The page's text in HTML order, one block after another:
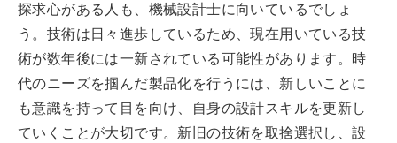
探求心がある人も、機械設計士に向いているでしょ
う。技術は日々進歩しているため、現在用いている技
術が数年後には一新されている可能性があります。時
代のニーズを掴んだ製品化を行うには、新しいことに
も意識を持って目を向け、自身の設計スキルを更新し
ていくことが大切です。新旧の技術を取捨選択し、設